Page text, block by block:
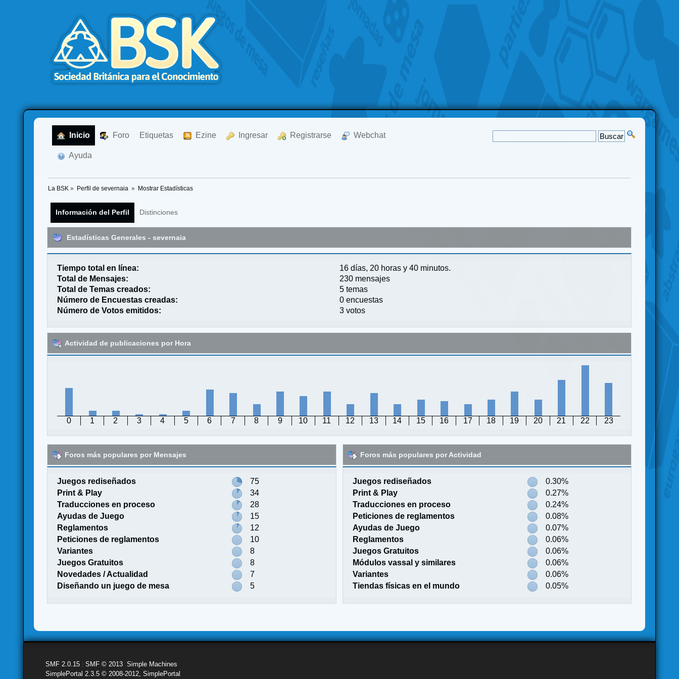
Inicio Foro Etiquetas Ezine Ingresar Registrarse Webchat
Ayuda
La BSK » Perfil de severnaia » Mostrar Estadísticas
Información del Perfil Distinciones
Estadísticas Generales - severnaia
Tiempo total en línea:
16 días, 20 horas y 40 minutos.
Total de Mensajes:
230 mensajes
Total de Temas creados:
5 temas
Número de Encuestas creadas:
0 encuestas
Número de Votos emitidos:
3 votos
Actividad de publicaciones por Hora
0 1 2 3 4 5 6 7 8 9 10 11 12 13 14 15 16 17 18 19 20 21 22 23
Foros más populares por Mensajes
Juegos rediseñados
75
Print & Play
34
Traducciones en proceso
28
Ayudas de Juego
15
Reglamentos
12
Peticiones de reglamentos
10
Variantes
8
Juegos Gratuitos
8
Novedades / Actualidad
7
Diseñando un juego de mesa
5
Foros más populares por Actividad
Juegos rediseñados
0.30%
Print & Play
0.27%
Traducciones en proceso
0.24%
Peticiones de reglamentos
0.08%
Ayudas de Juego
0.07%
Reglamentos
0.06%
Juegos Gratuitos
0.06%
Módulos vassal y similares
0.06%
Variantes
0.06%
Tiendas físicas en el mundo
0.05%
SMF 2.0.15 |SMF © 2013 ,Simple Machines
SimplePortal 2.3.5 © 2008-2012, SimplePortal